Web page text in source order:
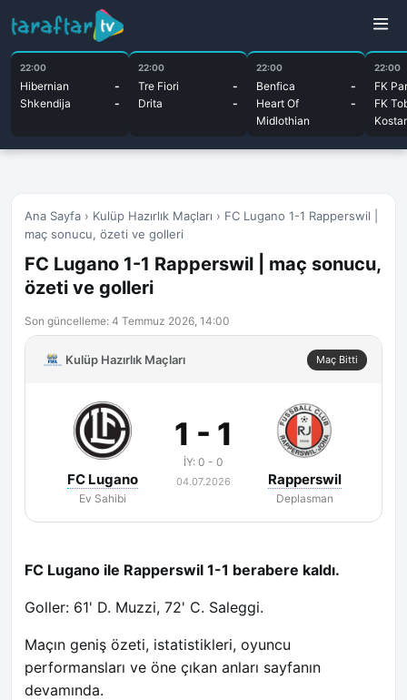
22:00
Hibernian
-
Shkendija
-
22:00
Tre Fiori
-
Drita
-
22:00
Benfica
-
Heart Of
Midlothian
-
22:00
FK
FK
Ana Sayfa › Kulüp Hazırlık Maçları › FC Lugano 1-1 Rapperswil |
maç sonucu, özeti ve golleri
FC Lugano 1-1 Rapperswil | maç sonucu,
özeti ve golleri
Son güncelleme: 4 Temmuz 2026, 14:00
Kulüp Hazırlık Maçları Maç Bitti
FC Lugano
Ev Sahibi
1 - 1
İY: 0 - 0
04.07.2026 Rapperswil
Deplasman
FC Lugano ile Rapperswil 1-1 berabere kaldı.
Goller: 61' D. Muzzi, 72' C. Saleggi.
Maçın geniş özeti, istatistikleri, oyuncu
performansları ve öne çıkan anları sayfanın
devamında.